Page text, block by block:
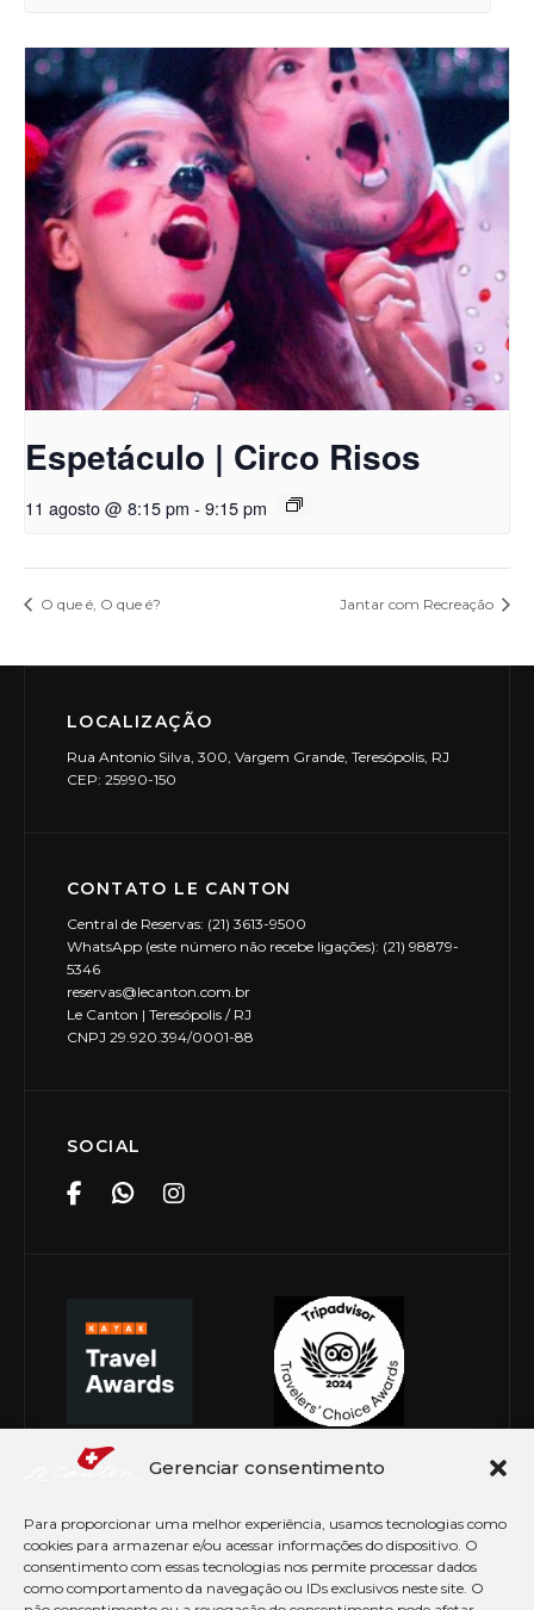
Gerenciar consentimento
Para proporcionar uma melhor experiência, usamos tecnologias como
cookies para armazenar e/ou acessar informações do dispositivo. O
consentimento com essas tecnologias nos permite processar dados
como comportamento da navegação ou IDs exclusivos neste site. O
Espetáculo | Circo Risos
11 agosto @ 8:15 pm - 9:15 pm
O que é, O que é? Jantar com Recreação
LOCALIZAÇÃO
Rua Antonio Silva, 300, Vargem Grande, Teresópolis, RJ
CEP: 25990-150
CONTATO LE CANTON
Central de Reservas: (21) 3613-9500
WhatsApp (este número não recebe ligações): (21) 98879-
5346
reservas@lecanton.com.br
Le Canton | Teresópolis / RJ
CNPJ 29.920.394/0001-88
SOCIAL